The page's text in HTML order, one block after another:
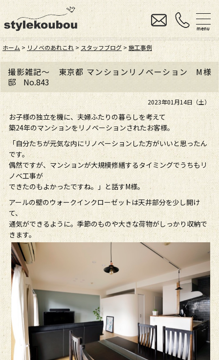
menu
ホーム > リノベのあれこれ > スタッフブログ > 施工事例
撮影雑記～ 東京都 マンションリノベーション M様
邸 No.843
2023年01月14日（土）
お子様の独立を機に、夫婦ふたりの暮らしを考えて
築24年のマンションをリノベーションされたお客様。
「自分たちが元気な内にリノベーションした方がいいと思ったん
です。
偶然ですが、マンションが大規模修繕するタイミングでうちもリ
ノベ工事が
できたのもよかったですね。」と話すM様。
アールの壁のウォークインクローゼットは天井部分を少し開け
て、
通気ができるように。季節のものや大きな荷物がしっかり収納で
きます。